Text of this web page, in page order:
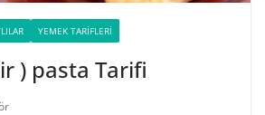
YEMEK TARIFLERI
) pasta Tarifi